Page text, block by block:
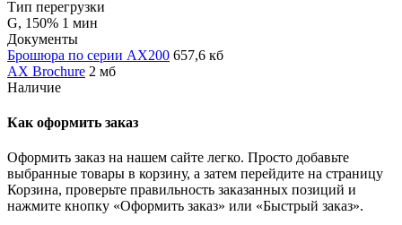
Тип перегрузки
G, 150% 1 мин
Документы
Брошюра по серии AX200 657,6 кб
AX Brochure 2 мб
Наличие
Как оформить заказ
Оформить заказ на нашем сайте легко. Просто добавьте
выбранные товары в корзину, а затем перейдите на страницу
Корзина, проверьте правильность заказанных позиций и
нажмите кнопку «Оформить заказ» или «Быстрый заказ».